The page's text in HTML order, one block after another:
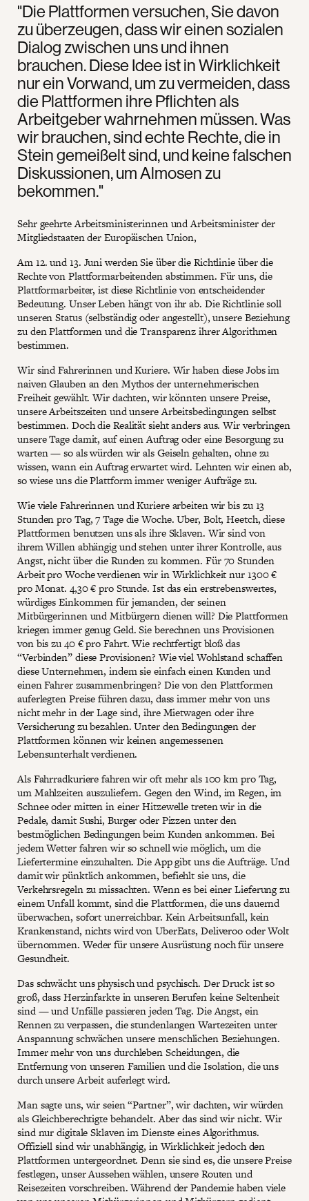
"Die Plattformen versuchen, Sie davon
zu überzeugen, dass wir einen sozialen
Dialog zwischen uns und ihnen
brauchen. Diese Idee ist in Wirklichkeit
nur ein Vorwand, um zu vermeiden, dass
die Plattformen ihre Pflichten als
Arbeitgeber wahrnehmen müssen. Was
wir brauchen, sind echte Rechte, die in
Stein gemeißelt sind, und keine falschen
Diskussionen, um Almosen zu
bekommen."
Sehr geehrte Arbeitsministerinnen und Arbeitsminister der
Mitgliedstaaten der Europäischen Union,
Am 12. und 13. Juni werden Sie über die Richtlinie über die
Rechte von Plattformarbeitenden abstimmen. Für uns, die
Plattformarbeiter, ist diese Richtlinie von entscheidender
Bedeutung. Unser Leben hängt von ihr ab. Die Richtlinie soll
unseren Status (selbständig oder angestellt), unsere Beziehung
zu den Plattformen und die Transparenz ihrer Algorithmen
bestimmen.
Wir sind Fahrerinnen und Kuriere. Wir haben diese Jobs im
naiven Glauben an den Mythos der unternehmerischen
Freiheit gewählt. Wir dachten, wir könnten unsere Preise,
unsere Arbeitszeiten und unsere Arbeitsbedingungen selbst
bestimmen. Doch die Realität sieht anders aus. Wir verbringen
unsere Tage damit, auf einen Auftrag oder eine Besorgung zu
warten — so als würden wir als Geiseln gehalten, ohne zu
wissen, wann ein Auftrag erwartet wird. Lehnten wir einen ab,
so wiese uns die Plattform immer weniger Aufträge zu.
Wie viele Fahrerinnen und Kuriere arbeiten wir bis zu 13
Stunden pro Tag, 7 Tage die Woche. Uber, Bolt, Heetch, diese
Plattformen benutzen uns als ihre Sklaven. Wir sind von
ihrem Willen abhängig und stehen unter ihrer Kontrolle, aus
Angst, nicht über die Runden zu kommen. Für 70 Stunden
Arbeit pro Woche verdienen wir in Wirklichkeit nur 1300 €
pro Monat. 4,30 € pro Stunde. Ist das ein erstrebenswertes,
würdiges Einkommen für jemanden, der seinen
Mitbürgerinnen und Mitbürgern dienen will? Die Plattformen
kriegen immer genug Geld. Sie berechnen uns Provisionen
von bis zu 40 € pro Fahrt. Wie rechtfertigt bloß das
“Verbinden” diese Provisionen? Wie viel Wohlstand schaffen
diese Unternehmen, indem sie einfach einen Kunden und
einen Fahrer zusammenbringen? Die von den Plattformen
auferlegten Preise führen dazu, dass immer mehr von uns
nicht mehr in der Lage sind, ihre Mietwagen oder ihre
Versicherung zu bezahlen. Unter den Bedingungen der
Plattformen können wir keinen angemessenen
Lebensunterhalt verdienen.
Als Fahrradkuriere fahren wir oft mehr als 100 km pro Tag,
um Mahlzeiten auszuliefern. Gegen den Wind, im Regen, im
Schnee oder mitten in einer Hitzewelle treten wir in die
Pedale, damit Sushi, Burger oder Pizzen unter den
bestmöglichen Bedingungen beim Kunden ankommen. Bei
jedem Wetter fahren wir so schnell wie möglich, um die
Liefertermine einzuhalten. Die App gibt uns die Aufträge. Und
damit wir pünktlich ankommen, befiehlt sie uns, die
Verkehrsregeln zu missachten. Wenn es bei einer Lieferung zu
einem Unfall kommt, sind die Plattformen, die uns dauernd
überwachen, sofort unerreichbar. Kein Arbeitsunfall, kein
Krankenstand, nichts wird von UberEats, Deliveroo oder Wolt
übernommen. Weder für unsere Ausrüstung noch für unsere
Gesundheit.
Das schwächt uns physisch und psychisch. Der Druck ist so
groß, dass Herzinfarkte in unseren Berufen keine Seltenheit
sind — und Unfälle passieren jeden Tag. Die Angst, ein
Rennen zu verpassen, die stundenlangen Wartezeiten unter
Anspannung schwächen unsere menschlichen Beziehungen.
Immer mehr von uns durchleben Scheidungen, die
Entfernung von unseren Familien und die Isolation, die uns
durch unsere Arbeit auferlegt wird.
Man sagte uns, wir seien “Partner”, wir dachten, wir würden
als Gleichberechtigte behandelt. Aber das sind wir nicht. Wir
sind nur digitale Sklaven im Dienste eines Algorithmus.
Offiziell sind wir unabhängig, in Wirklichkeit jedoch den
Plattformen untergeordnet. Denn sie sind es, die unsere Preise
festlegen, unser Aussehen wählen, unsere Routen und
Reisezeiten vorschreiben. Während der Pandemie haben viele